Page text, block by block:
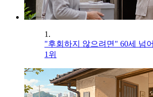
1.
"후회하지 않으려면" 60세 넘
1위